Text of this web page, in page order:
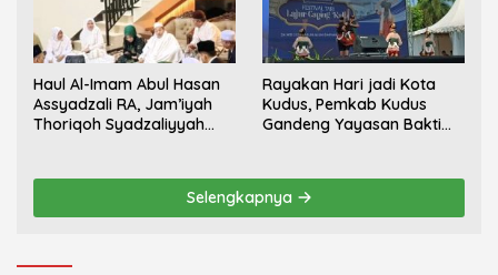
Haul Al-Imam Abul Hasan
Assyadzali RA, Jam’iyah
Thoriqoh Syadzaliyyah
Rayakan Hari jadi Kota
Kudus, Pemkab Kudus
Gandeng Yayasan Bakti
Selengkapnya